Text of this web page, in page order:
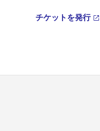
チケットを発行